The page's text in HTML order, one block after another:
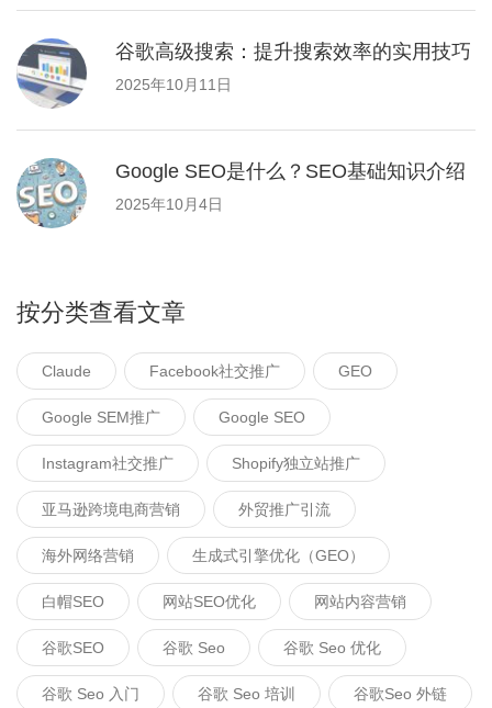
谷歌高级搜索：提升搜索效率的实用技巧
2025年10月11日
Google SEO是什么？SEO基础知识介绍
2025年10月4日
按分类查看文章
Claude Facebook社交推广 GEO
Google SEM推广 Google SEO
Instagram社交推广 Shopify独立站推广
亚马逊跨境电商营销 外贸推广引流
海外网络营销 生成式引擎优化（GEO）
白帽SEO 网站SEO优化 网站内容营销
谷歌SEO 谷歌 Seo 谷歌 Seo 优化
谷歌 Seo 入门 谷歌 Seo 培训 谷歌seo 外链